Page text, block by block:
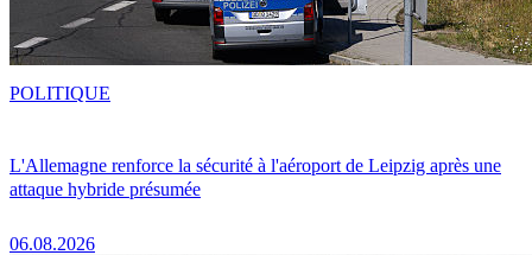
L'Allemagne renforce la sécurité à l'aéroport de Leipzig après une
attaque hybride présumée
06.08.2026
POLITIQUE